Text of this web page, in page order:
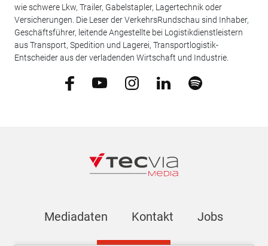
wie schwere Lkw, Trailer, Gabelstapler, Lagertechnik oder
Versicherungen. Die Leser der VerkehrsRundschau sind Inhaber,
Geschäftsführer, leitende Angestellte bei Logistikdienstleistern
aus Transport, Spedition und Lagerei, Transportlogistik-
Entscheider aus der verladenden Wirtschaft und Industrie.
Mediadaten Kontakt Jobs